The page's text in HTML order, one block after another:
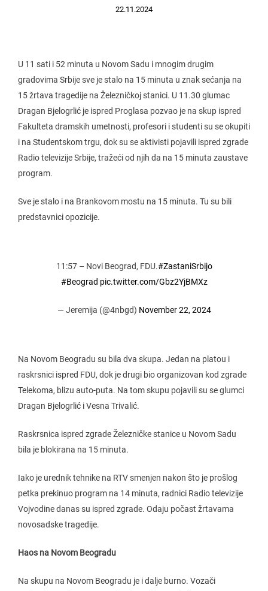
22.11.2024
U 11 sati i 52 minuta u Novom Sadu i mnogim drugim
gradovima Srbije sve je stalo na 15 minuta u znak sećanja na
15 žrtava tragedije na Železničkoj stanici. U 11.30 glumac
Dragan Bjelogrlić je ispred Proglasa pozvao je na skup ispred
Fakulteta dramskih umetnosti, profesori i studenti su se okupiti
i na Studentskom trgu, dok su se aktivisti pojavili ispred zgrade
Radio televizije Srbije, tražeći od njih da na 15 minuta zaustave
program.
Sve je stalo i na Brankovom mostu na 15 minuta. Tu su bili
predstavnici opozicije.
11:57 – Novi Beograd, FDU.#ZastaniSrbijo
#Beograd pic.twitter.com/Gbz2YjBMXz
— Jeremija (@4nbgd) November 22, 2024
Na Novom Beogradu su bila dva skupa. Jedan na platou i
raskrsnici ispred FDU, dok je drugi bio organizovan kod zgrade
Telekoma, blizu auto-puta. Na tom skupu pojavili su se glumci
Dragan Bjelogrlić i Vesna Trivalić.
Raskrsnica ispred zgrade Železničke stanice u Novom Sadu
bila je blokirana na 15 minuta.
Iako je urednik tehnike na RTV smenjen nakon što je prošlog
petka prekinuo program na 14 minuta, radnici Radio televizije
Vojvodine danas su ispred zgrade. Odaju počast žrtavama
novosadske tragedije.
Haos na Novom Beogradu
Na skupu na Novom Beogradu je i dalje burno. Vozači